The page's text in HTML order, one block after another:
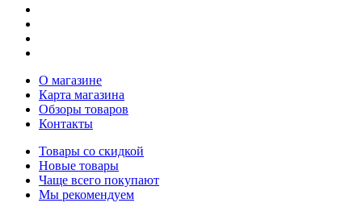
О магазине
Карта магазина
Обзоры товаров
Контакты
Товары со скидкой
Новые товары
Чаще всего покупают
Мы рекомендуем